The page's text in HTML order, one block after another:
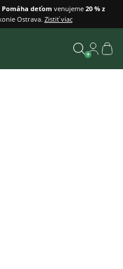
Pomáha deťom venujeme 20 % z
Ostrava. Zistiť viac